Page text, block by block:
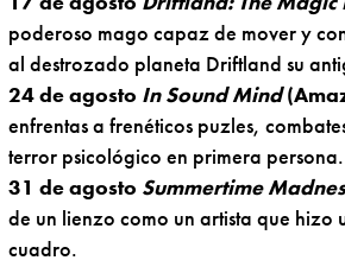
poderoso mago capaz de mover y
al destrozado planeta Driftland su
24 de agosto In Sound Mind
enfrentas a frenéticos puzles,
terror psicológico en primera persona.
31 de agosto Summertime
de un lienzo como un artista que
cuadro.